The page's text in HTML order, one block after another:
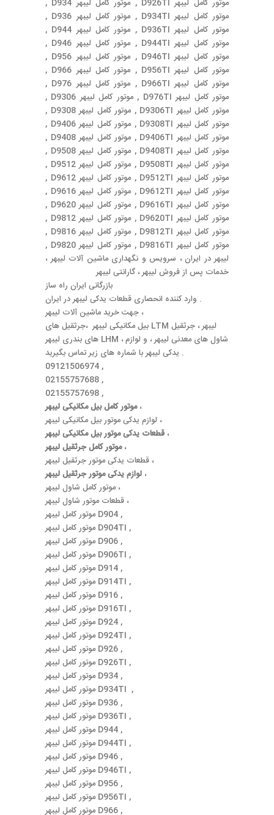
موتور کامل لیبهر D926TI , موتور کامل لیبهر D934 ,
موتور کامل لیبهر D934TI , موتور کامل لیبهر D936 ,
موتور کامل لیبهر D936TI , موتور کامل لیبهر D944 ,
موتور کامل لیبهر D944TI , موتور کامل لیبهر D946 ,
موتور کامل لیبهر D946TI , موتور کامل لیبهر D956 ,
موتور کامل لیبهر D956TI , موتور کامل لیبهر D966 ,
موتور کامل لیبهر D966TI , موتور کامل لیبهر D976 ,
موتور کامل لیبهر D976TI , موتور کامل لیبهر D9306 ,
موتور کامل لیبهر D9306TI , موتور کامل لیبهر D9308 ,
موتور کامل لیبهر D9308TI , موتور کامل لیبهر D9406 ,
موتور کامل لیبهر D9406TI , موتور کامل لیبهر D9408 ,
موتور کامل لیبهر D9408TI , موتور کامل لیبهر D9508 ,
موتور کامل لیبهر D9508TI , موتور کامل لیبهر D9512 ,
موتور کامل لیبهر D9512TI , موتور کامل لیبهر D9612 ,
موتور کامل لیبهر D9612TI , موتور کامل لیبهر D9616 ,
موتور کامل لیبهر D9616TI , موتور کامل لیبهر D9620 ,
موتور کامل لیبهر D9620TI , موتور کامل لیبهر D9812 ,
موتور کامل لیبهر D9812TI , موتور کامل لیبهر D9816 ,
موتور کامل لیبهر D9816TI , موتور کامل لیبهر D9820 ,
لیبهر در ایران ، سرویس و نگهداری ماشین آلات لیبهر ،
خدمات پس از فروش لیبهر ، گارانتی لیبهر
وارد کننده انحصاری قطعات یدکی لیبهر در ایران .
جهت خرید ماشین آلات لیبهر ،
بیل مکانیکی لیبهر ،جرثقیل های LTM لیبهر ، جرثقیل
های بندری لیبهر LHM ، شاول های معدنی لیبهر ، و لوازم
یدکی لیبهر با شماره های زیر تماس بگیرید .
09121506974 ,
02155757688 ,
02155757698 ,
موتور کامل بیل مکانیکی لیبهر،
لوازم یدکی موتور بیل مکانیکی لیبهر ،
قطعات یدکی موتور بیل مکانیکی لیبهر ،
موتور کامل جرثقیل لیبهر،
قطعات یدکی موتور جرثقیل لیبهر ،
لوازم یدکی موتور جرثقیل لیبهر ،
موتور کامل شاول لیبهر ،
قطعات موتور شاول لیبهر ،
موتور کامل لیبهر D904 ,
موتور کامل لیبهر D904TI ,
موتور کامل لیبهر D906 ,
موتور کامل لیبهر D906TI ,
موتور کامل لیبهر D914 ,
موتور کامل لیبهر D914TI ,
موتور کامل لیبهر D916 ,
موتور کامل لیبهر D916TI ,
موتور کامل لیبهر D924 ,
موتور کامل لیبهر D924TI ,
موتور کامل لیبهر D926 ,
موتور کامل لیبهر D926TI ,
موتور کامل لیبهر D934 ,
موتور کامل لیبهر D934TI ,
موتور کامل لیبهر D936 ,
موتور کامل لیبهر D936TI ,
موتور کامل لیبهر D944 ,
موتور کامل لیبهر D944TI ,
موتور کامل لیبهر D946 ,
موتور کامل لیبهر D946TI ,
موتور کامل لیبهر D956 ,
موتور کامل لیبهر D956TI ,
موتور کامل لیبهر D966 ,